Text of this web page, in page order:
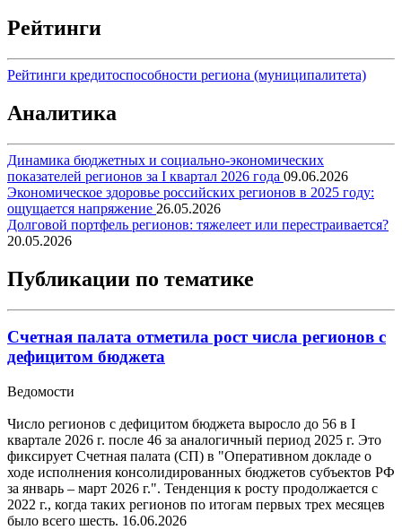
Рейтинги
Рейтинги кредитоспособности региона (муниципалитета)
Аналитика
Динамика бюджетных и социально-экономических
показателей регионов за I квартал 2026 года 09.06.2026
Экономическое здоровье российских регионов в 2025 году:
ощущается напряжение 26.05.2026
Долговой портфель регионов: тяжелеет или перестраивается?
20.05.2026
Публикации по тематике
Счетная палата отметила рост числа регионов с
дефицитом бюджета
Ведомости
Число регионов с дефицитом бюджета выросло до 56 в I
квартале 2026 г. после 46 за аналогичный период 2025 г. Это
фиксирует Счетная палата (СП) в "Оперативном докладе о
ходе исполнения консолидированных бюджетов субъектов РФ
за январь – март 2026 г.". Тенденция к росту продолжается с
2022 г., когда таких регионов по итогам первых трех месяцев
было всего шесть. 16.06.2026